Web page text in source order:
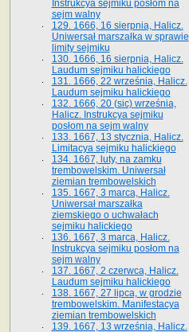
Instrukcya sejmiku posłom na
sejm walny
129. 1666, 16 sierpnia, Halicz.
Uniwersał marszałka w sprawie
limity sejmiku
130. 1666, 16 sierpnia, Halicz.
Laudum sejmiku halickiego
131. 1666, 22 września, Halicz.
Laudum sejmiku halickiego
132. 1666, 20 (sic) września,
Halicz. Instrukcya sejmiku
posłom na sejm walny
133. 1667, 13 stycznia, Halicz.
Limitacya sejmiku halickiego
134. 1667, luty, na zamku
trembowelskim. Uniwersał
ziemian trembowelskich
135. 1667, 3 marca, Halicz.
Uniwersał marszałka
ziemskiego o uchwałach
sejmiku halickiego
136. 1667, 3 marca, Halicz.
Instrukcya sejmiku posłom na
sejm walny
137. 1667, 2 czerwca, Halicz.
Laudum sejmiku halickiego
138. 1667, 27 lipca, w grodzie
trembowelskim. Manifestacya
ziemian trembowelskich
139. 1667, 13 września, Halicz.